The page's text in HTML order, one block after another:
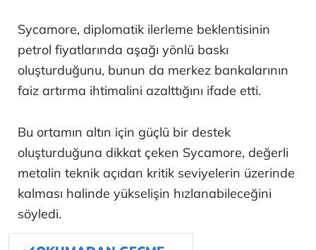
Sycamore, diplomatik ilerleme beklentisinin
petrol fiyatlarında aşağı yönlü baskı
oluşturduğunu, bunun da merkez bankalarının
faiz artırma ihtimalini azalttığını ifade etti.
Bu ortamın altın için güçlü bir destek
oluşturduğuna dikkat çeken Sycamore, değerli
metalin teknik açıdan kritik seviyelerin üzerinde
kalması halinde yükselişin hızlanabileceğini
söyledi.